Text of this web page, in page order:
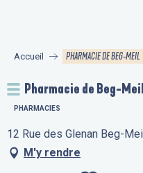
principal
Accueil PHARMACIE DE BEG-MEIL
Pharmacie de Beg-Meil
PHARMACIES
12 Rue des Glenan Beg-
M'y rendre